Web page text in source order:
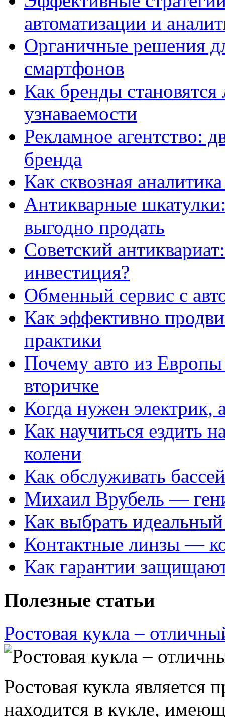
автоматизации и
Органичные решения
смартфонов
Как бренды
узнаваемости
Рекламное агентство:
бренда
Как сквозная
Антикварные
выгодно продать
Советский
инвестиция?
Обменный сервис с
Как эффективно
практики
Почему авто из
вторичке
Когда нужен электрик,
Как научиться ездить
колени
Как обслуживать
Михаил Врубель —
Как выбрать
Контактные линзы —
Как гарантии
Полезные статьи
Ростовая кукла –
Ростовая кукла является
находится в кукле,